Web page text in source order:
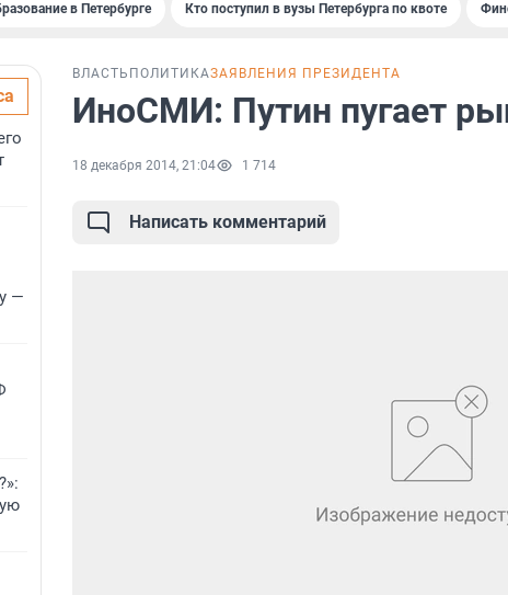
в Петербурге Кто поступил в вузы Петербурга по квоте
—
ВЛАСТЬ ПОЛИТИКАЗАЯВЛЕНИЯ ПРЕЗИДЕНТА
ИноСМИ: Путин пугает
18 декабря 2014, 21:04 1 714
Написать комментарий